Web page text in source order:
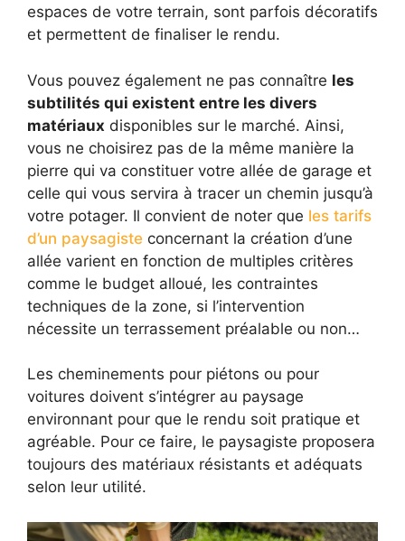
espaces de votre terrain, sont parfois décoratifs
et permettent de finaliser le rendu.
Vous pouvez également ne pas connaître les
subtilités qui existent entre les divers
matériaux disponibles sur le marché. Ainsi,
vous ne choisirez pas de la même manière la
pierre qui va constituer votre allée de garage et
celle qui vous servira à tracer un chemin jusqu’à
votre potager. Il convient de noter que les tarifs
d’un paysagiste concernant la création d’une
allée varient en fonction de multiples critères
comme le budget alloué, les contraintes
techniques de la zone, si l’intervention
nécessite un terrassement préalable ou non…
Les cheminements pour piétons ou pour
voitures doivent s’intégrer au paysage
environnant pour que le rendu soit pratique et
agréable. Pour ce faire, le paysagiste proposera
toujours des matériaux résistants et adéquats
selon leur utilité.